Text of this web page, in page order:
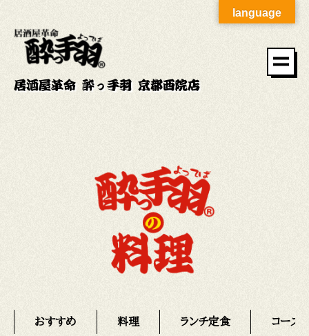
居酒屋革命 酔っ手羽 京都西院店
おすすめ 料理 ランチ定食 コース
language